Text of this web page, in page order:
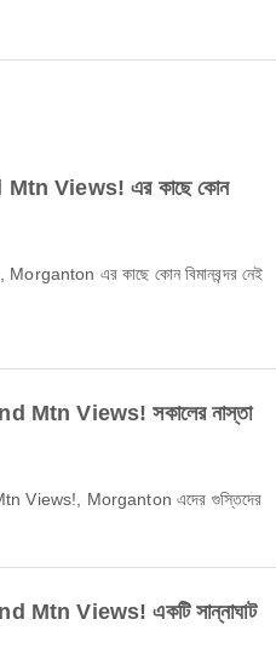
Views! এর কাছে কোন
এর কাছে কোন বিমানবন্দর নেই
Views! সকালের নাস্তা
Views!, Morganton এদের গুস্তিদের
Views! একটি সান্নাঘাট